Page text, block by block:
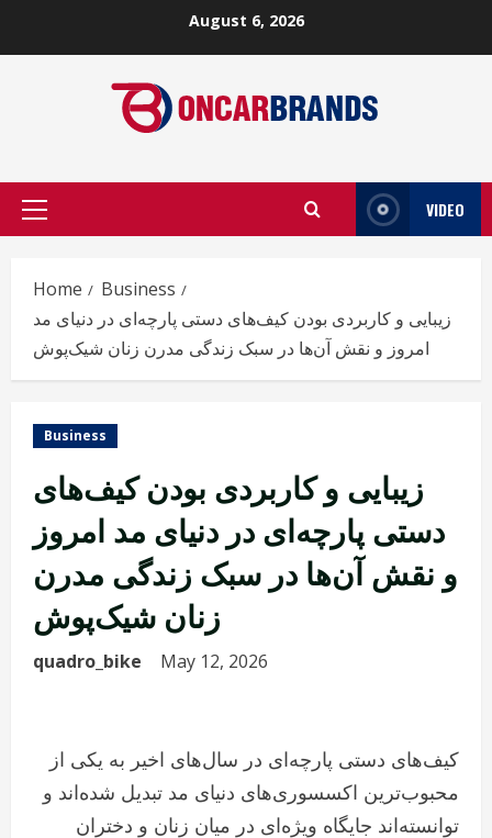
August 6, 2026
Primary
VIDEO
Home
Business
زیبایی و کاربردی بودن کیف‌های دستی پارچه‌ای در دنیای مد
امروز و نقش آن‌ها در سبک زندگی مدرن زنان شیک‌پوش
Business
زیبایی و کاربردی بودن کیف‌های
دستی پارچه‌ای در دنیای مد امروز
و نقش آن‌ها در سبک زندگی مدرن
زنان شیک‌پوش
quadro_bike May 12, 2026
کیف‌های دستی پارچه‌ای در سال‌های اخیر به یکی از
محبوب‌ترین اکسسوری‌های دنیای مد تبدیل شده‌اند و
توانسته‌اند جایگاه ویژه‌ای در میان زنان و دختران